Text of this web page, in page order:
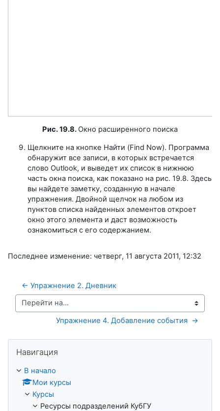
Рис. 19.8. Окно расширенного поиска
Щелкните на кнопке Найти (Find Now). Программа
обнаружит все записи, в которых встречается
слово Outlook, и выведет их список в нижнюю
часть окна поиска, как показано на рис. 19.8. Здесь
вы найдете заметку, созданную в начале
упражнения. Двойной щелчок на любом из
пунктов списка найденных элементов откроет
окно этого элемента и даст возможность
ознакомиться с его содержанием.
Последнее изменение: четверг, 11 августа 2011, 12:32
← Упражнение 2. Дневник
Перейти на...
Упражнение 4. Добавление события  →
Навигация
В начало
Мои курсы
Курсы
Ресурсы подразделений КубГУ